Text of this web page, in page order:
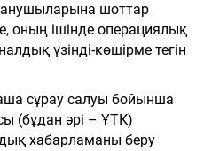
шоттар
оның ішінде операциялық
үзінді-көшірме тегін
сұрау салуы бойынша
(бұдан әрі – ҰТК)
хабарламаны беру